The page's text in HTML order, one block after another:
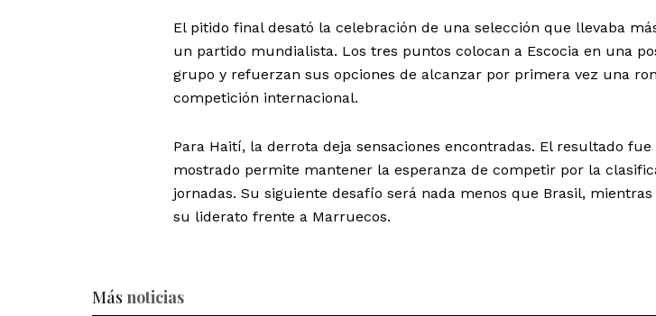
El pitido final desató la celebración de una selección que llevaba
un partido mundialista. Los tres puntos colocan a Escocia en una
grupo y refuerzan sus opciones de alcanzar por primera vez una
competición internacional.
Para Haití, la derrota deja sensaciones encontradas. El resultado
mostrado permite mantener la esperanza de competir por la
jornadas. Su siguiente desafío será nada menos que Brasil,
su liderato frente a Marruecos.
Más noticias